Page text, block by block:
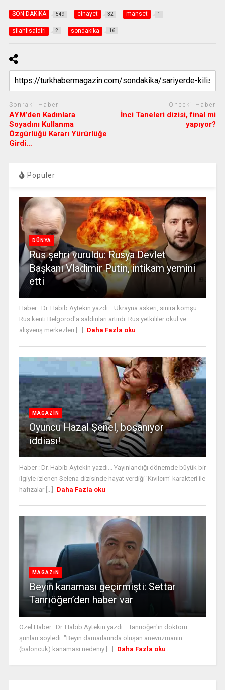
SON DAKİKA 549 cinayet 32 manset 1
silahlisaldiri 2 sondakika 16
Sonraki Haber
AYM’den Kadınlara
Soyadını Kullanma
Özgürlüğü Kararı Yürürlüğe
Girdi…
Önceki Haber
İnci Taneleri dizisi, final mi
yapıyor?
Pöpüler
DÜNYA
Rus şehri vuruldu: Rusya Devlet
Başkanı Vladimir Putin, intikam yemini
etti
Haber : Dr. Habib Aytekin yazdı... Ukrayna askeri, sınıra komşu
Rus kenti Belgorod'a saldırıları artırdı. Rus yetkililer okul ve
alışveriş merkezleri [...]
Daha Fazla oku
MAGAZİN
Oyuncu Hazal Şenel, boşanıyor
iddiası!
Haber : Dr. Habib Aytekin yazdı... Yayınlandığı dönemde büyük bir
ilgiyle izlenen Selena dizisinde hayat verdiği 'Kıvılcım' karakteri ile
hafızalar [...]
Daha Fazla oku
MAGAZİN
Beyin kanaması geçirmişti: Settar
Tanrıöğen’den haber var
Özel Haber : Dr. Habib Aytekin yazdı... Tanrıöğen'in doktoru
şunları söyledi: "Beyin damarlarında oluşan anevrizmanın
(baloncuk) kanaması nedeniy [...]
Daha Fazla oku